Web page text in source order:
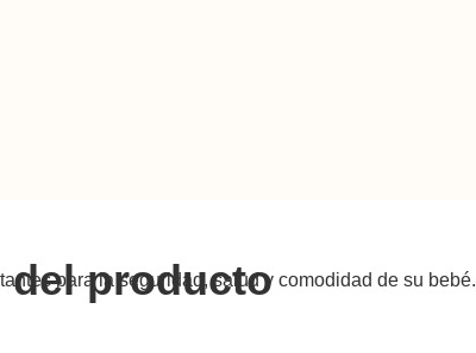
del producto
para la seguridad, salud y comodidad de su bebé.